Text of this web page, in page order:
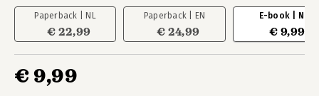
Paperback | NL
€ 22,99
Paperback | EN
€ 24,99
E-book | NL
€ 9,99
€ 9,99